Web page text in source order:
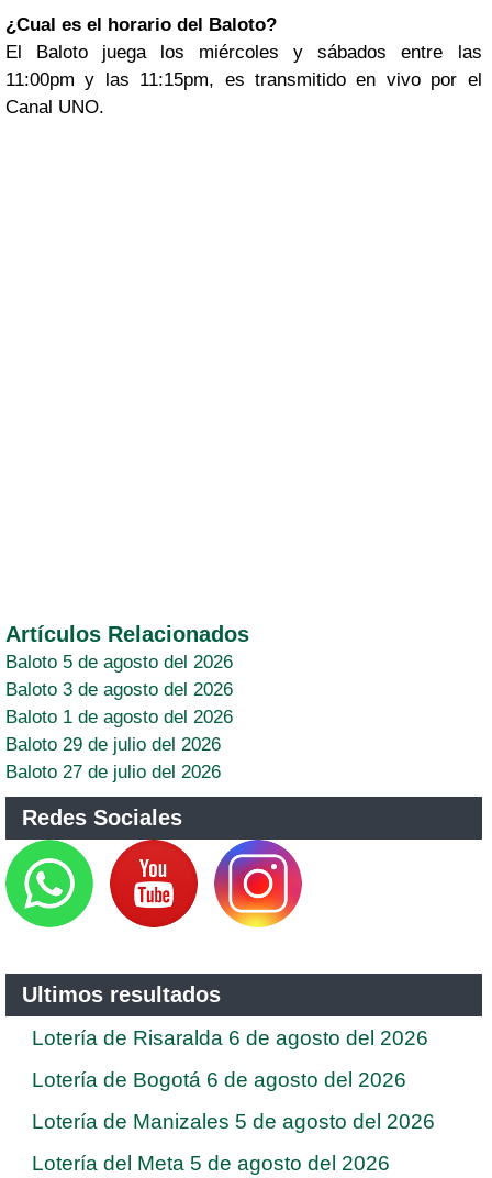
¿Cual es el horario del Baloto?
El Baloto juega los miércoles y sábados entre las
11:00pm y las 11:15pm, es transmitido en vivo por el
Canal UNO.
Artículos Relacionados
Baloto 5 de agosto del 2026
Baloto 3 de agosto del 2026
Baloto 1 de agosto del 2026
Baloto 29 de julio del 2026
Baloto 27 de julio del 2026
Redes Sociales
Ultimos resultados
Lotería de Risaralda 6 de agosto del 2026
Lotería de Bogotá 6 de agosto del 2026
Lotería de Manizales 5 de agosto del 2026
Lotería del Meta 5 de agosto del 2026